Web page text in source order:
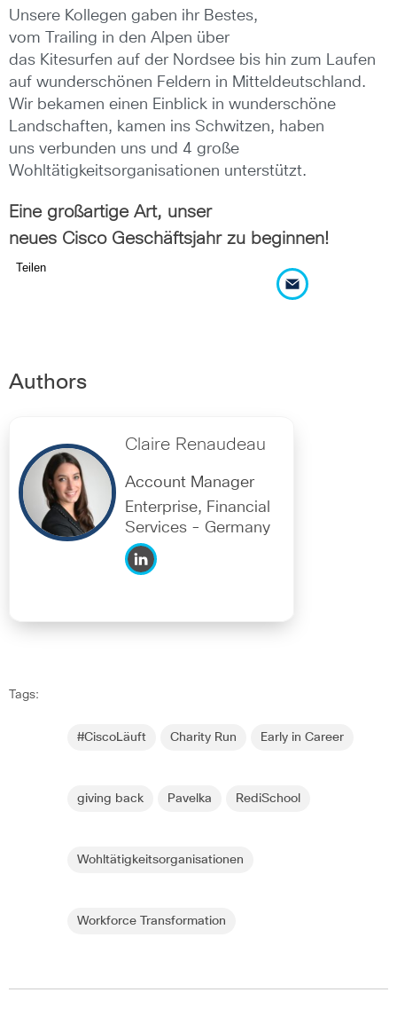
Unsere Kollegen gaben ihr Bestes,
vom Trailing in den Alpen über
das Kitesurfen auf der Nordsee bis hin zum Laufen
auf wunderschönen Feldern in Mitteldeutschland.
Wir bekamen einen Einblick in wunderschöne
Landschaften, kamen ins Schwitzen, haben
uns verbunden uns und 4 große
Wohltätigkeitsorganisationen unterstützt.
Eine großartige Art, unser
neues Cisco Geschäftsjahr zu beginnen!
Teilen
Authors
Claire Renaudeau
Account Manager
Enterprise, Financial
Services - Germany
Tags:
#CiscoLäuft Charity Run Early in Career
giving back Pavelka RediSchool
Wohltätigkeitsorganisationen
Workforce Transformation